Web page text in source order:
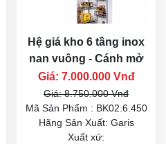
Hệ giá kho 6 tầng inox
nan vuông - Cánh mở
Giá: 7.000.000 Vnđ
Giá: 8.750.000 Vnđ
Mã Sản Phẩm : BK02.6.450
Hãng Sản Xuất: Garis
Xuất xứ: